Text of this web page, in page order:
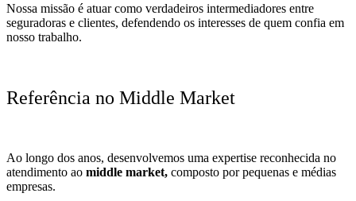
Nossa missão é atuar como verdadeiros intermediadores entre
seguradoras e clientes, defendendo os interesses de quem confia em
nosso trabalho.
Referência no Middle Market
Ao longo dos anos, desenvolvemos uma expertise reconhecida no
atendimento ao middle market, composto por pequenas e médias
empresas.